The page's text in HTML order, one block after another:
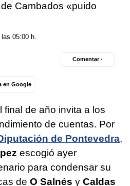
Cambados «puido
05:00 h.
en Google
Comentar ·
final de año invita a los
de cuentas. Por
de Pontevedra,
escogió ayer
para condensar su
de O Salnés y Caldas